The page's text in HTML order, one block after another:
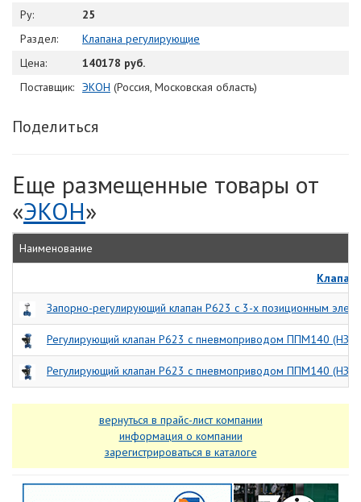
Ру:
25
Раздел:
Клапана регулирующие
Цена:
140178 руб.
Поставщик: ЭКОН (Россия, Московская область)
Поделиться
Еще размещенные товары от
«ЭКОН»
Наименование
Запорно-регулирующий клапан Р623 с 3-х позиционным
Регулирующий клапан Р623 с пневмоприводом ППМ140
Регулирующий клапан Р623 с пневмоприводом ППМ140
вернуться в прайс-лист компании
информация о компании
зарегистрироваться в каталоге